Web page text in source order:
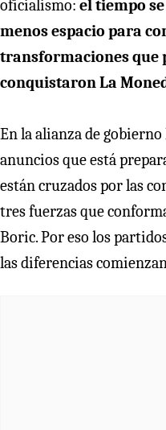
oficialismo: el tiempo
menos espacio para
transformaciones que
conquistaron La
En la alianza de
anuncios que está
están cruzados por las
tres fuerzas que
Boric. Por eso los
las diferencias